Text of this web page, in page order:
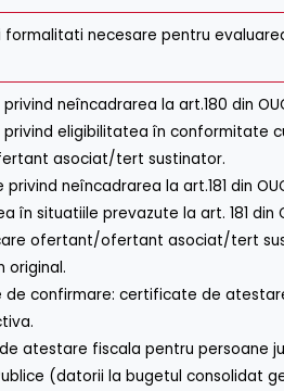
formalitati necesare pentru
privind neîncadrarea la art.180 din
eligibilitatea în conformitate
asociat/tert sustinator.
privind neîncadrarea la art.181 din
în situatiile prevazute la art. 181
ofertant/ofertant asociat/tert
original.
de confirmare: certificate de
atestare fiscala pentru persoane
(datorii la bugetul consolidat